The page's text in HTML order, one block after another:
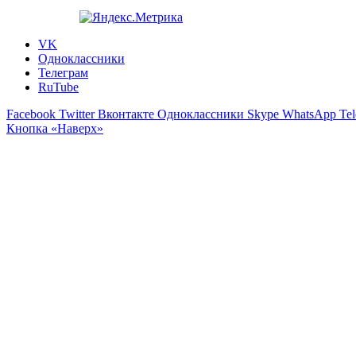
VK
Одноклассники
Телеграм
RuTube
Facebook Twitter Вконтакте Одноклассники Skype WhatsApp
Кнопка «Наверх»